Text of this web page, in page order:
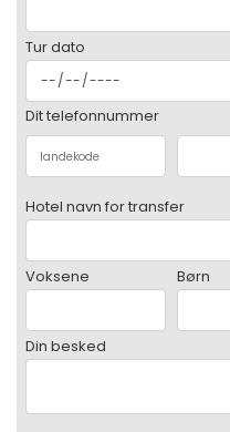
Tur dato
Dit telefonnummer
Hotel navn for transfer
Voksene Børn
Din besked